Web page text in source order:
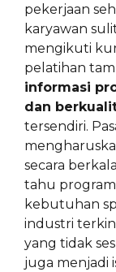
pekerjaan
karyawan
mengikuti
pelatihan
informasi
dan
tersendiri.
secara
tahu
kebutuhan
industri
yang tidak
juga menjadi